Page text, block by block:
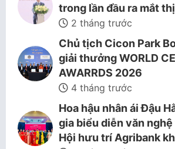
trong lần đầu ra mắt
2 tháng trước
Chủ tịch Cicon Park
giải thưởng WORLD
AWARRDS 2026
4 tháng trước
Hoa hậu nhân ái Đậu
gia biểu diễn văn
Hội hưu trí Agribank